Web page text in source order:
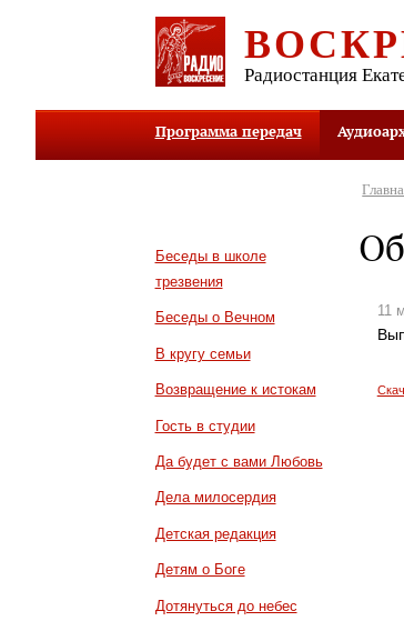
Радиостанция
Программа передач
Беседы в школе
трезвения
Беседы о Вечном
В кругу семьи
Возвращение к истокам
Гость в студии
Да будет с вами Любовь
Дела милосердия
Детская редакция
Детям о Боге
Дотянуться до небес
11